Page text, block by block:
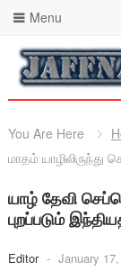
Menu
You Are Here
மாதம் யாழிலிருந்து
யாழ் தேவி
புறப்படும்
Editor - January